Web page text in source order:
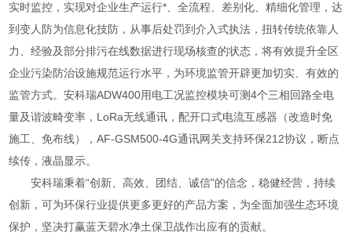
实时监控，实现对企业生产运行*、全流程、差别化、精细化管理，达
到变人防为信息化技防，从事后处罚到介入式执法，扭转传统依靠人
力、经验及部分排污在线数据进行现场核查的状态，将有效提升全区
企业污染防治设施规范运行水平，为环境监管开辟更加切实、有效的
监管方式。安科瑞ADW400用电工况监控模块可测4个三相回路全电
量及谐波畸变率，LoRa无线通讯，配开口式电流互感器（改造时免
施工、免布线），AF-GSM500-4G通讯网关支持环保212协议，断点
续传，液晶显示。
安科瑞秉着“创新、高效、团结、诚信"的信念，稳健经营，持续
创新，可为环保行业提供更多更好的产品方案，为全面加强生态环境
保护，坚决打赢蓝天碧水净土保卫战作出应有的贡献。